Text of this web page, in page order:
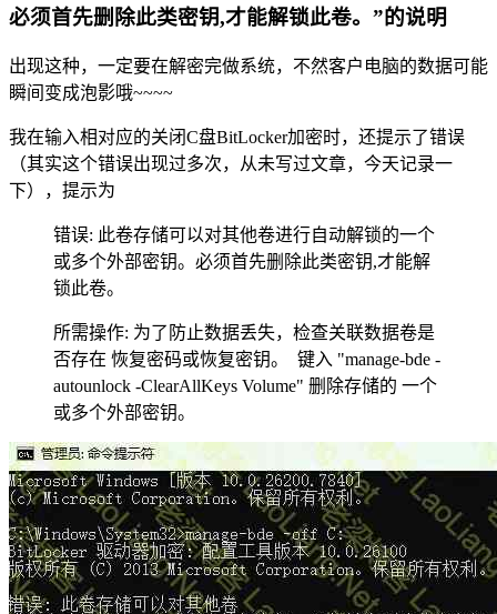
必须首先删除此类密钥,才能解锁此卷。”的说明
出现这种，一定要在解密完做系统，不然客户电脑的数据可能
瞬间变成泡影哦~~~~
我在输入相对应的关闭C盘BitLocker加密时，还提示了错误
（其实这个错误出现过多次，从未写过文章，今天记录一
下），提示为
错误: 此卷存储可以对其他卷进行自动解锁的一个
或多个外部密钥。必须首先删除此类密钥,才能解
锁此卷。
所需操作: 为了防止数据丢失，检查关联数据卷是
否存在 恢复密码或恢复密钥。 键入 "manage-bde -
autounlock -ClearAllKeys Volume" 删除存储的 一个
或多个外部密钥。